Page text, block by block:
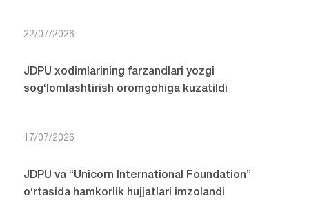
22/07/2026
JDPU xodimlarining farzandlari yozgi
sog‘lomlashtirish oromgohiga kuzatildi
17/07/2026
JDPU va “Unicorn International Foundation”
o‘rtasida hamkorlik hujjatlari imzolandi